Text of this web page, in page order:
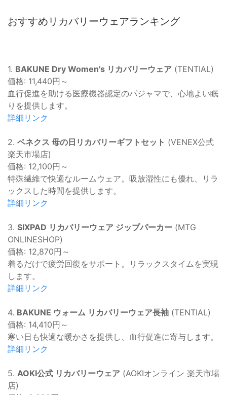
おすすめリカバリーウェアランキング
1. BAKUNE Dry Women's リカバリーウェア (TENTIAL)
価格: 11,440円～
血行促進を助ける医療機器認定のパジャマで、心地よい眠
りを提供します。
詳細リンク
2. ベネクス 母の日リカバリーギフトセット (VENEX公式
楽天市場店)
価格: 12,100円～
特殊繊維で快適なルームウェア。吸放湿性にも優れ、リラ
ックスした時間を提供します。
詳細リンク
3. SIXPAD リカバリーウェア ジップパーカー (MTG
ONLINESHOP)
価格: 12,870円～
着るだけで疲労回復をサポート。リラックスタイムを実現
します。
詳細リンク
4. BAKUNE ウォーム リカバリーウェア長袖 (TENTIAL)
価格: 14,410円～
寒い日も快適な暖かさを提供し、血行促進に寄与します。
詳細リンク
5. AOKI公式 リカバリーウェア (AOKIオンライン 楽天市場
店)